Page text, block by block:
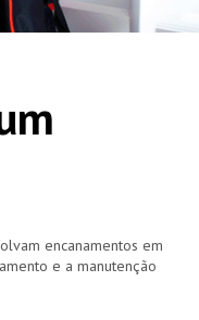
encanamentos em
e a manutenção